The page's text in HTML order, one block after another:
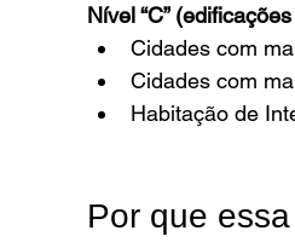
Nível “C”
Cidades com
Cidades com
Habitação de
Por que